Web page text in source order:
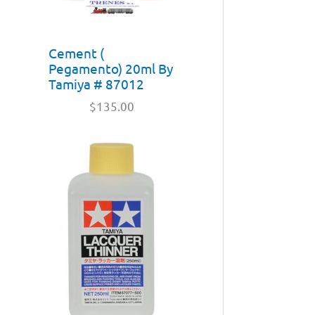
Cement (
Pegamento) 20ml By
Tamiya # 87012
$135.00